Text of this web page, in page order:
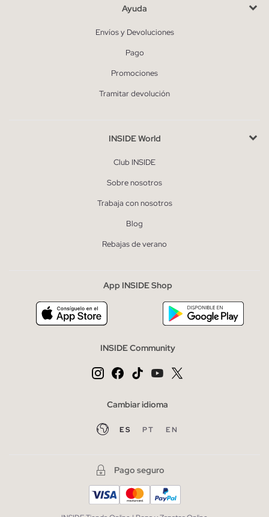
Ayuda
Envíos y Devoluciones
Pago
Promociones
Tramitar devolución
INSIDE World
Club INSIDE
Sobre nosotros
Trabaja con nosotros
Blog
Rebajas de verano
App INSIDE Shop
INSIDE Community
Cambiar idioma
ES PT EN
Pago seguro